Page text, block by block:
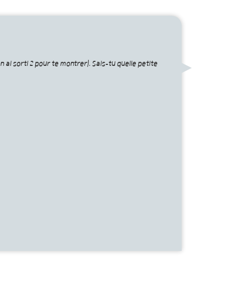
ai sorti 2 pour te montrer). Sais-tu quelle petite